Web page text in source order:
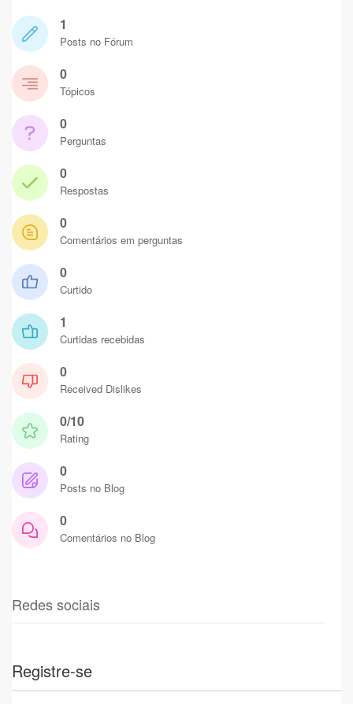
1
Posts no Fórum
0
Tópicos
0
Perguntas
0
Respostas
0
Comentários em perguntas
0
Curtido
1
Curtidas recebidas
0
Received Dislikes
0/10
Rating
0
Posts no Blog
0
Comentários no Blog
Redes sociais
Registre-se